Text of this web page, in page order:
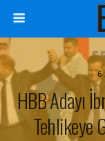
6
HBB Adayı
Tehlikeye